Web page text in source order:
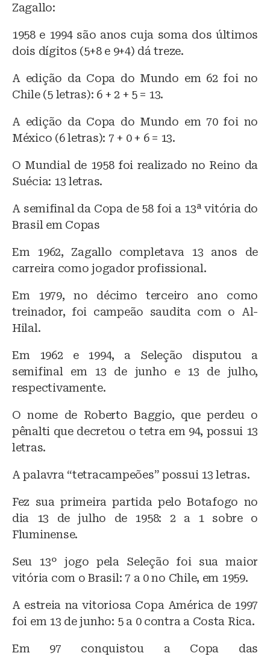
Zagallo:
1958 e 1994 são anos cuja soma dos últimos
dois dígitos (5+8 e 9+4) dá treze.
A edição da Copa do Mundo em 62 foi no
Chile (5 letras): 6 + 2 + 5 = 13.
A edição da Copa do Mundo em 70 foi no
México (6 letras): 7 + 0 + 6 = 13.
O Mundial de 1958 foi realizado no Reino da
Suécia: 13 letras.
A semifinal da Copa de 58 foi a 13ª vitória do
Brasil em Copas
Em 1962, Zagallo completava 13 anos de
carreira como jogador profissional.
Em 1979, no décimo terceiro ano como
treinador, foi campeão saudita com o Al-
Hilal.
Em 1962 e 1994, a Seleção disputou a
semifinal em 13 de junho e 13 de julho,
respectivamente.
O nome de Roberto Baggio, que perdeu o
pênalti que decretou o tetra em 94, possui 13
letras.
A palavra “tetracampeões” possui 13 letras.
Fez sua primeira partida pelo Botafogo no
dia 13 de julho de 1958: 2 a 1 sobre o
Fluminense.
Seu 13º jogo pela Seleção foi sua maior
vitória com o Brasil: 7 a 0 no Chile, em 1959.
A estreia na vitoriosa Copa América de 1997
foi em 13 de junho: 5 a 0 contra a Costa Rica.
Em 97 conquistou a Copa das